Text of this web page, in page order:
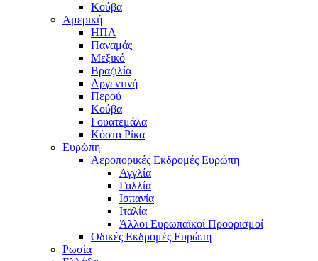
Κούβα
Αμερική
ΗΠΑ
Παναμάς
Μεξικό
Βραζιλία
Αργεντινή
Περού
Κούβα
Γουατεμάλα
Κόστα Ρίκα
Ευρώπη
Αεροπορικές Εκδρομές Ευρώπη
Αγγλία
Γαλλία
Ισπανία
Ιταλία
Άλλοι Ευρωπαϊκοί Προορισμοί
Οδικές Εκδρομές Ευρώπη
Ρωσία